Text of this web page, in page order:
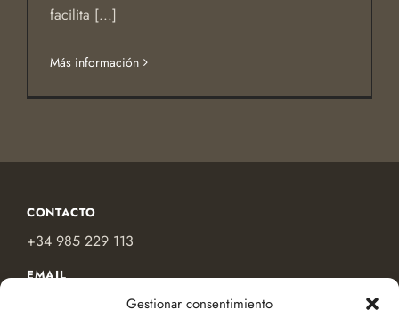
Gestionar consentimiento
facilita [...]
Más información
CONTACTO
+34 985 229 113
EMAIL
contacto@compasso.es